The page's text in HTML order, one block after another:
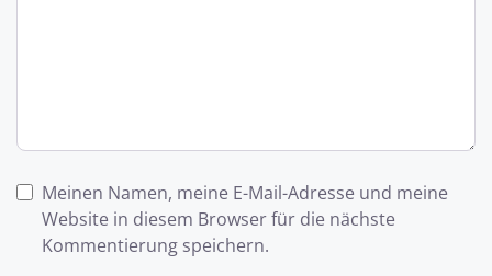
Meinen Namen, meine E-Mail-Adresse und meine
Website in diesem Browser für die nächste
Kommentierung speichern.